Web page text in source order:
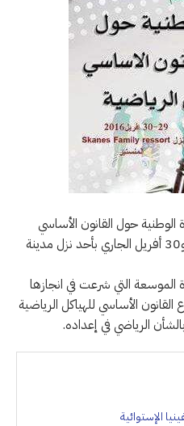
الوطنية حول القانون الأساسي
للهياكل الرياضية وذلك يومي 29 و30 أفريل الجاري بأحد نزل مدينة
الموسعة التي شرعت في انجازها
الأساسي للهياكل الرياضية
الرياضي في إعداده.
الإستوائية